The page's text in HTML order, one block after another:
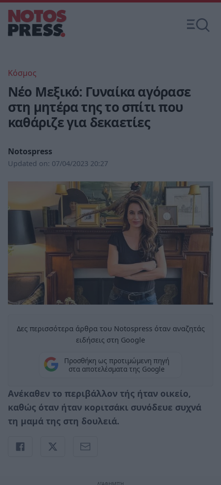
Κόσμος
Νέο Μεξικό: Γυναίκα αγόρασε
στη μητέρα της το σπίτι που
καθάριζε για δεκαετίες
Notospress
Updated on: 07/04/2023 20:27
Δες περισσότερα άρθρα του Notospress όταν αναζητάς
ειδήσεις στη Google
Προσθήκη ως προτιμώμενη πηγή
στα αποτελέσματα της Google
Ανέκαθεν το περιβάλλον τής ήταν οικείο,
καθώς όταν ήταν κοριτσάκι συνόδευε συχνά
τη μαμά της στη δουλειά.